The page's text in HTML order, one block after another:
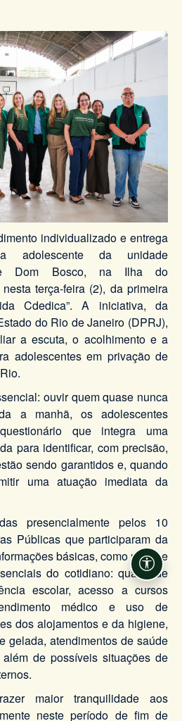
individualizado e entrega
adolescente da unidade
Dom Bosco, na Ilha do
terça-feira (2), da primeira
Cdedica”. A iniciativa, da
do Rio de Janeiro (DPRJ),
a escuta, o acolhimento e a
adolescentes em privação de
ouvir quem quase nunca
a manhã, os adolescentes
que integra uma
para identificar, com precisão,
sendo garantidos e, quando
uma atuação imediata da
presencialmente pelos 10
Públicas que participaram da
básicas, como nome e
do cotidiano: qualidade
escolar, acesso a cursos
médico e uso de
dos alojamentos e da higiene,
gelada, atendimentos de saúde
de possíveis situações de
maior tranquilidade aos
neste período de fim de